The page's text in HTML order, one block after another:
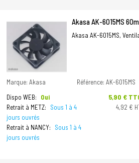
Akasa AK-6015MS
Akasa AK-6015MS,
Marque: Akasa Référence: AK-6015MS
Dispo WEB:
Oui
Retrait à METZ:
Sous 1 à 4
jours ouvrés
Retrait à NANCY:
Sous 1 à 4
jours ouvrés
Prix
5,90 €
4,92 €